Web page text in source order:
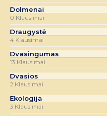
Dolmenai
0 Klausimai
Draugystė
4 Klausimai
Dvasingumas
13 Klausimai
Dvasios
2 Klausimai
Ekologija
3 Klausimai